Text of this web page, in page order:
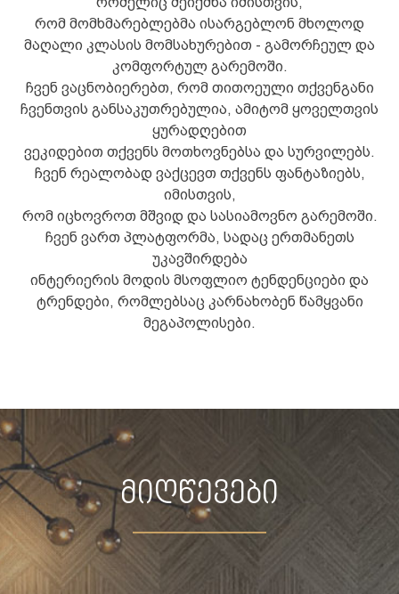
რომ მომხმარებლებმა ისარგებლონ მხოლოდ
მაღალი კლასის მომსახურებით - გამორჩეულ და
კომფორტულ გარემოში.
ჩვენ ვაცნობიერებთ, რომ თითოეული თქვენგანი
ჩვენთვის განსაკუთრებულია, ამიტომ ყოველთვის
ყურადღებით
ვეკიდებით თქვენს მოთხოვნებსა და სურვილებს.
ჩვენ რეალობად ვაქცევთ თქვენს ფანტაზიებს,
იმისთვის,
რომ იცხოვროთ მშვიდ და სასიამოვნო გარემოში.
ჩვენ ვართ პლატფორმა, სადაც ერთმანეთს
უკავშირდება
ინტერიერის მოდის მსოფლიო ტენდენციები და
ტრენდები, რომლებსაც კარნახობენ წამყვანი
მეგაპოლისები.
მიღწევები